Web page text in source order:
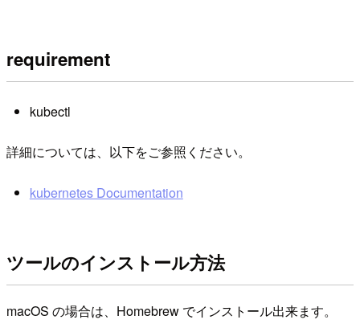
requirement
kubectl
詳細については、以下をご参照ください。
kubernetes Documentation
ツールのインストール方法
macOS の場合は、Homebrew でインストール出来ます。